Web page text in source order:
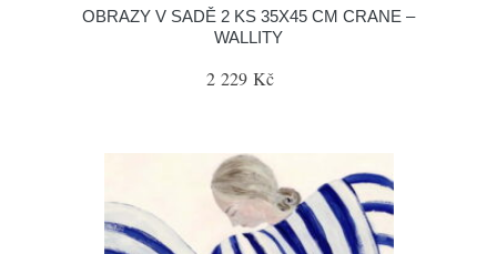
OBRAZY V SADĚ 2 KS 35X45 CM CRANE –
WALLITY
2 229 Kč